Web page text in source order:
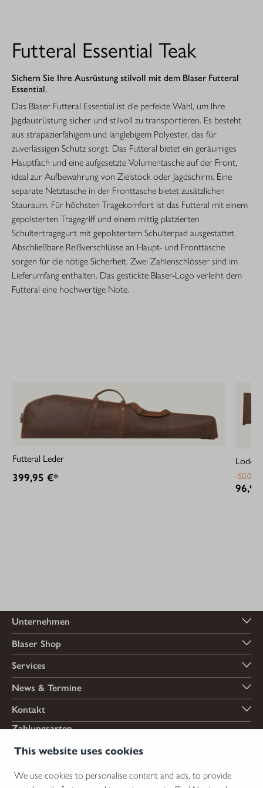
This website uses cookies
We use cookies to personalise content and ads, to provide
Futteral Essential Teak
Sichern Sie Ihre Ausrüstung stilvoll mit dem Blaser Futteral
Essential.
Das Blaser Futteral Essential ist die perfekte Wahl, um Ihre
Jagdausrüstung sicher und stilvoll zu transportieren. Es besteht
aus strapazierfähigem und langlebigem Polyester, das für
zuverlässigen Schutz sorgt. Das Futteral bietet ein geräumiges
Hauptfach und eine aufgesetzte Volumentasche auf der Front,
ideal zur Aufbewahrung von Zielstock oder Jagdschirm. Eine
separate Netztasche in der Fronttasche bietet zusätzlichen
Stauraum. Für höchsten Tragekomfort ist das Futteral mit einem
gepolsterten Tragegriff und einem mittig platzierten
Schultertragegurt mit gepolstertem Schulterpad ausgestattet.
Abschließbare Reißverschlüsse an Haupt- und Fronttasche
sorgen für die nötige Sicherheit. Zwei Zahlenschlösser sind im
Lieferumfang enthalten. Das gestickte Blaser-Logo verleiht dem
Futteral eine hochwertige Note.
Futteral Leder
399,95 €* -50.03%
Unternehmen
Blaser Shop
Services
News & Termine
Kontakt
Zahlungsarten
Versandarten